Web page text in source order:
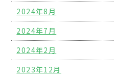
2024年8月
2024年7月
2024年2月
2023年12月